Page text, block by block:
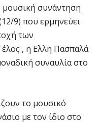
συνάντηση
9) που ερμηνεύει
των
, η Ελλη Πασπαλά
συναυλία στο
το μουσικό
με τον ίδιο στο